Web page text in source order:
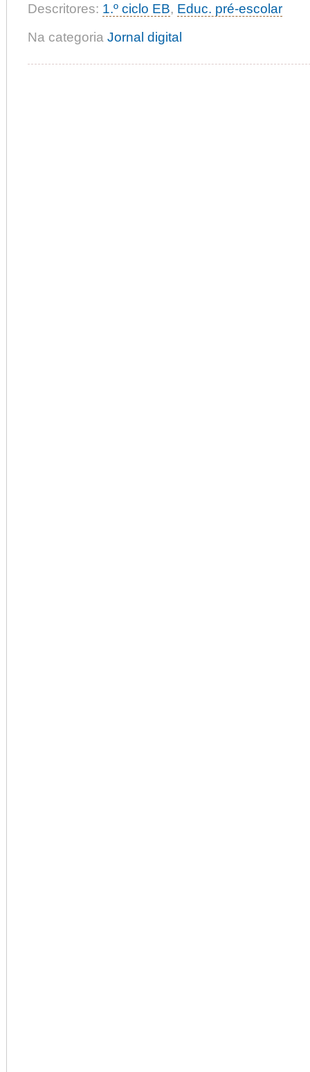
Descritores: 1.º ciclo EB, Educ. pré-escolar
Na categoria Jornal digital